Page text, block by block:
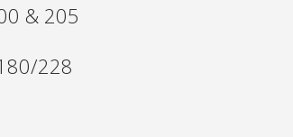
& 205
228